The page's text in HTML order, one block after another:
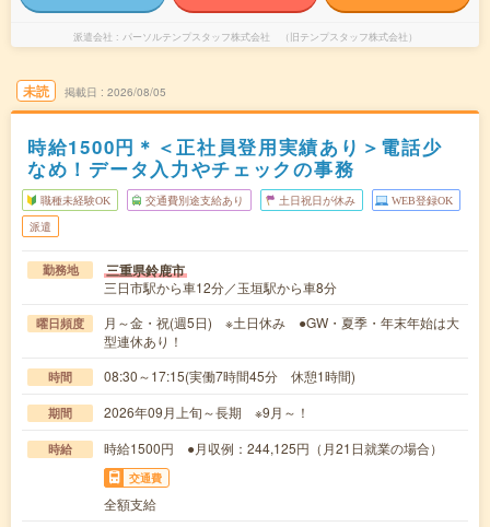
派遣会社 パーソルテンプスタッフ株式会社 （旧テンプスタッフ株式会社）
未読 掲載日 2026/08/05
時給1500円＊＜正社員登用実績あり＞電話少
なめ！データ入力やチェックの事務
職種未経験OK 交通費別途支給あり 土日祝日が休み WEB登録OK
派遣
勤務地 三重県鈴鹿市
三日市駅から車12分／玉垣駅から車8分
曜日頻度
月～金・祝(週5日) ※土日休み ●GW・夏季・年末年始は大
型連休あり！
時間 08:30～17:15(実働7時間45分 休憩1時間)
期間 2026年09月上旬～長期 ※9月～！
時給 時給1500円 ●月収例：244,125円（月21日就業の場合）
交通費
全額支給